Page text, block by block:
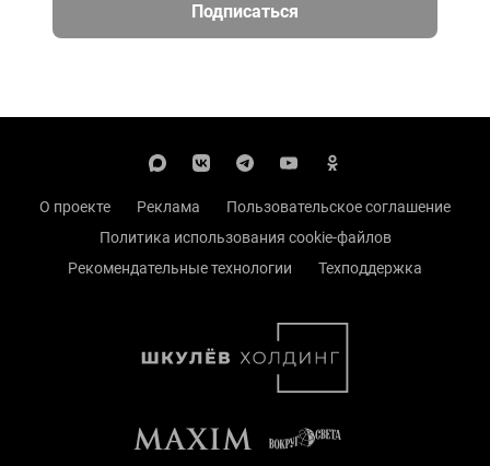
Подписаться
О проекте Реклама
Пользовательское соглашение
Политика использования cookie-файлов
Рекомендательные технологии
Техподдержка